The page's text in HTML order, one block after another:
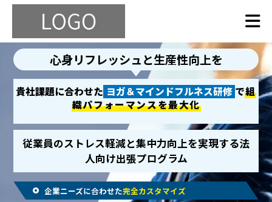
心身リフレッシュと生産性向上を
貴社課題に合わせた ヨガ＆マインドフルネス研修 で組
織パフォーマンスを最大化
従業員のストレス軽減と集中力向上を実現する法
人向け出張プログラム
企業ニーズに合わせた完全カスタマイズ